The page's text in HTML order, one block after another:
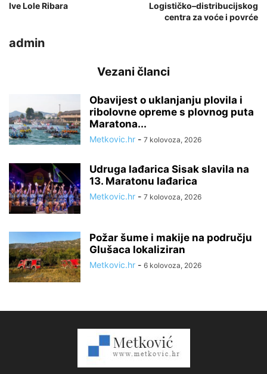
Ive Lole Ribara
Logističko–distribucijskog
centra za voće i povrće
admin
Vezani članci
Obavijest o uklanjanju plovila i
ribolovne opreme s plovnog puta
Maratona...
Metkovic.hr - 7 kolovoza, 2026
Udruga lađarica Sisak slavila na
13. Maratonu lađarica
Metkovic.hr - 7 kolovoza, 2026
Požar šume i makije na području
Glušaca lokaliziran
Metkovic.hr - 6 kolovoza, 2026